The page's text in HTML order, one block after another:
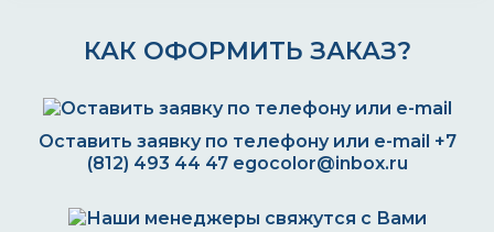
КАК ОФОРМИТЬ ЗАКАЗ?
Оставить заявку по телефону или e-mail +7
(812) 493 44 47 egocolor@inbox.ru